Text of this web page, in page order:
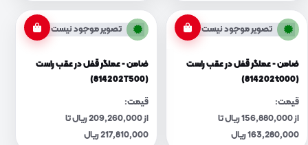
تصویر موجود نیست
ضامن - عملگر قفل در عقب راست
(814202t000)
قیمت:
از 156,880,000 ریال تا
163,280,000 ریال
تصویر موجود نیست
ضامن - عملگر قفل در عقب راست
(814202T500)
قیمت:
از 209,260,000 ریال تا
217,810,000 ریال